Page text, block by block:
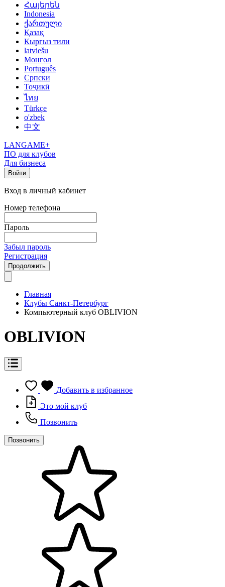
Հայերեն
Indonesia
ქართული
Қазақ
Кыргыз тили
latviešu
Монгол
Português
Српски
Тоҷикӣ
ไทย
Türkçe
o'zbek
中文
LANGAME+
ПО для клубов
Для бизнеса
Войти
Вход в личный кабинет
Номер телефона
Пароль
Забыл пароль
Регистрация
Продолжить
Главная
Клубы Санкт-Петербург
Компьютерный клуб OBLIVION
OBLIVION
Добавить в избранное
Это мой клуб
Позвонить
Позвонить